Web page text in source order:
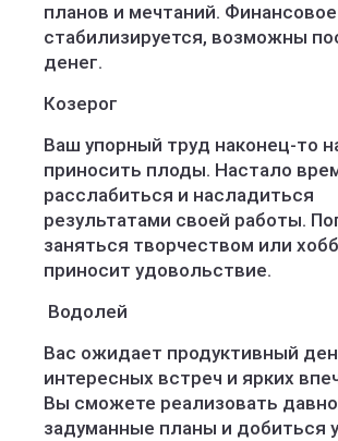
планов и мечтаний.
стабилизируется, возможны
денег.
Козерог
Ваш упорный труд наконец-то
приносить плоды. Настало
расслабиться и насладиться
результатами своей работы.
заняться творчеством или
приносит удовольствие.
Водолей
Вас ожидает продуктивный
интересных встреч и ярких
Вы сможете реализовать давно
задуманные планы и добиться